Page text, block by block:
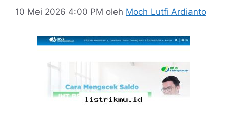
10 Mei 2026 4:00 PM oleh Moch Lutfi Ardianto